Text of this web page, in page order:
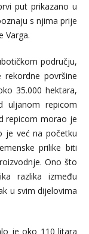
put prikazano u
s njima prije
Varga.
području,
površine
35.000 hektara,
uljanom repicom
repicom morao je
je već na početku
prilike biti
Ono što
razlika između
u svim dijelovima
je oko 110 litara